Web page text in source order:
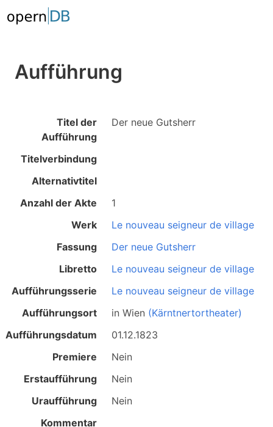
Aufführung
Titel der
Aufführung
Der neue Gutsherr
Titelverbindung
Alternativtitel
Anzahl der Akte
1
Werk
Le nouveau seigneur de village
Fassung
Der neue Gutsherr
Libretto
Le nouveau seigneur de village
Aufführungsserie
Le nouveau seigneur de village
Aufführungsort
inWien (Kärntnertortheater)
Aufführungsdatum
01.12.1823
Premiere
Nein
Erstaufführung
Nein
Uraufführung
Nein
Kommentar